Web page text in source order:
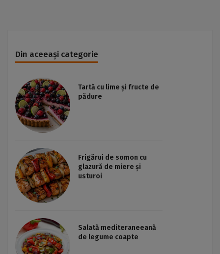
Din aceeași categorie
Tartă cu lime și fructe de
pădure
Frigărui de somon cu
glazură de miere și
usturoi
Salată mediteraneeană
de legume coapte